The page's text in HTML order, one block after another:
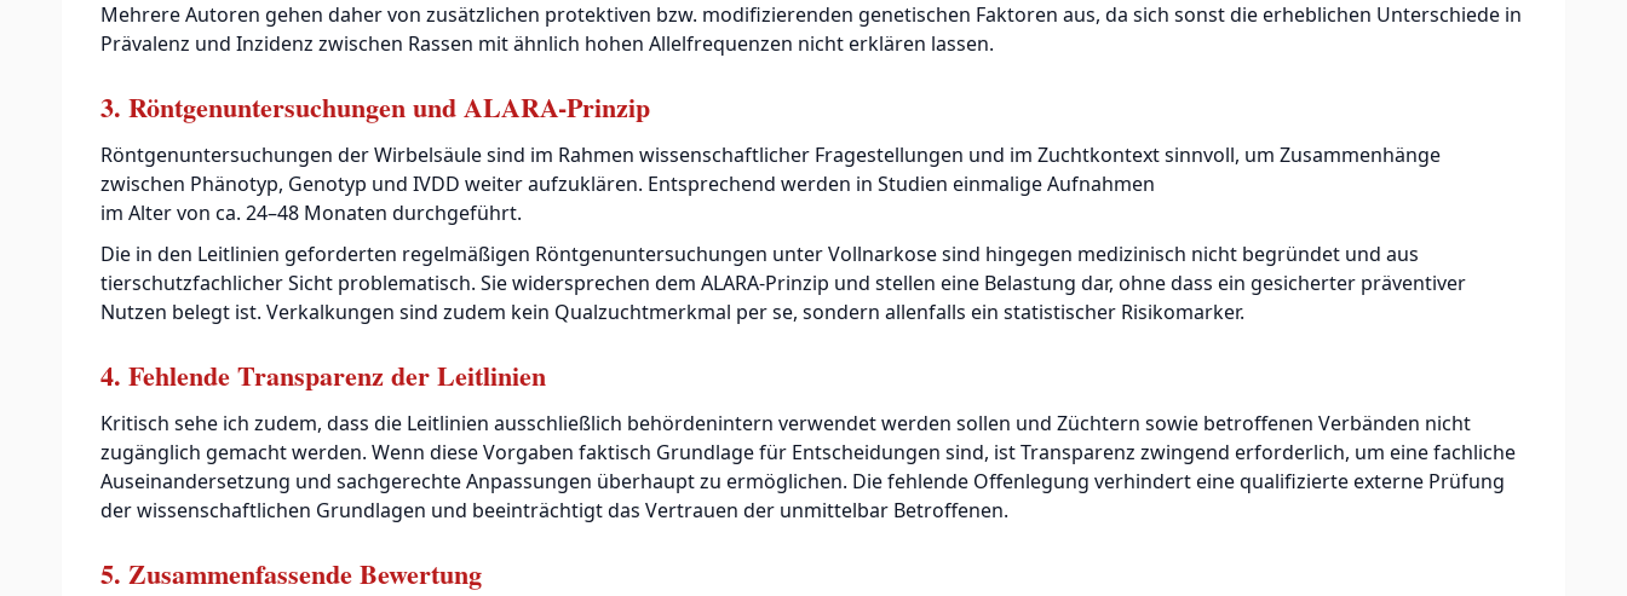
Mehrere Autoren gehen daher von zusätzlichen protektiven bzw. modifizierenden genetischen Faktoren aus, da sich sonst die erheblichen Unterschiede in
Prävalenz und Inzidenz zwischen Rassen mit ähnlich hohen Allelfrequenzen nicht erklären lassen.
3. Röntgenuntersuchungen und ALARA-Prinzip
Röntgenuntersuchungen der Wirbelsäule sind im Rahmen wissenschaftlicher Fragestellungen und im Zuchtkontext sinnvoll, um Zusammenhänge
zwischen Phänotyp, Genotyp und IVDD weiter aufzuklären. Entsprechend werden in Studien einmalige Aufnahmen
im Alter von ca. 24–48 Monaten durchgeführt.
Die in den Leitlinien geforderten regelmäßigen Röntgenuntersuchungen unter Vollnarkose sind hingegen medizinisch nicht begründet und aus
tierschutzfachlicher Sicht problematisch. Sie widersprechen dem ALARA-Prinzip und stellen eine Belastung dar, ohne dass ein gesicherter präventiver
Nutzen belegt ist. Verkalkungen sind zudem kein Qualzuchtmerkmal per se, sondern allenfalls ein statistischer Risikomarker.
4. Fehlende Transparenz der Leitlinien
Kritisch sehe ich zudem, dass die Leitlinien ausschließlich behördenintern verwendet werden sollen und Züchtern sowie betroffenen Verbänden nicht
zugänglich gemacht werden. Wenn diese Vorgaben faktisch Grundlage für Entscheidungen sind, ist Transparenz zwingend erforderlich, um eine fachliche
Auseinandersetzung und sachgerechte Anpassungen überhaupt zu ermöglichen. Die fehlende Offenlegung verhindert eine qualifizierte externe Prüfung
der wissenschaftlichen Grundlagen und beeinträchtigt das Vertrauen der unmittelbar Betroffenen.
5. Zusammenfassende Bewertung